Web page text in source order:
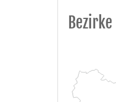
Bezirke